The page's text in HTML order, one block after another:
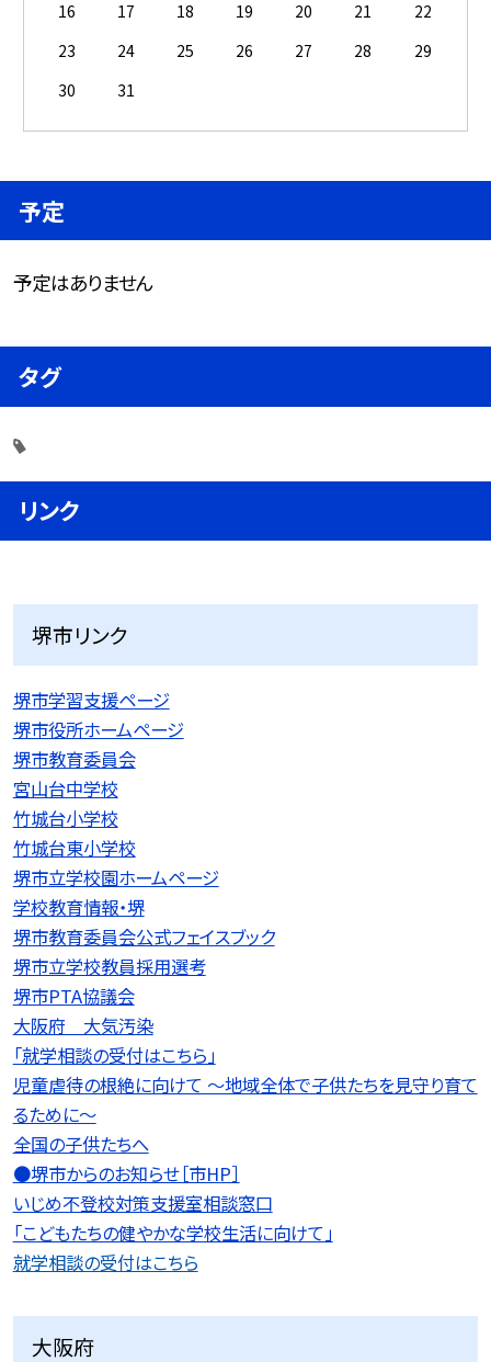
16
17 18 19 20 21
22
23
24 25 26 27 28
29
30
31
予定
予定はありません
タグ
リンク
堺市リンク
堺市学習支援ページ
堺市役所ホームページ
堺市教育委員会
宮山台中学校
竹城台小学校
竹城台東小学校
堺市立学校園ホームページ
学校教育情報・堺
堺市教育委員会公式フェイスブック
堺市立学校教員採用選考
堺市PTA協議会
大阪府 大気汚染
「就学相談の受付はこちら」
児童虐待の根絶に向けて 〜地域全体で子供たちを見守り育て
るために〜
全国の子供たちへ
●堺市からのお知らせ［市HP］
いじめ不登校対策支援室相談窓口
「こどもたちの健やかな学校生活に向けて」
就学相談の受付はこちら
大阪府